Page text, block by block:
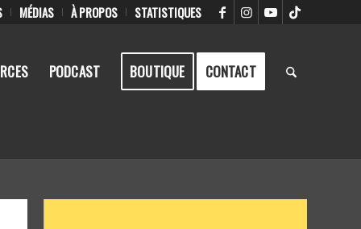
MÉDIAS À PROPOS STATISTIQUES
PODCAST BOUTIQUE CONTACT